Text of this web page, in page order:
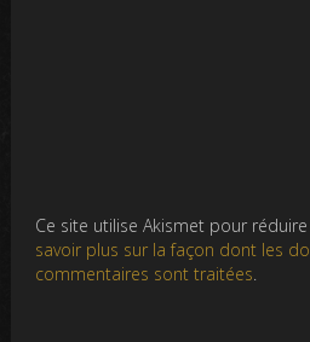
Ce site utilise Akismet pour
savoir plus sur la façon dont les
commentaires sont traitées.